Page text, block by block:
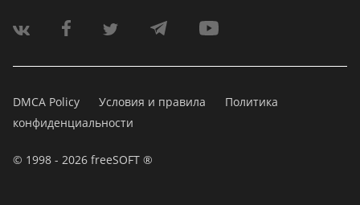
DMCA Policy Условия и правила
Политика
конфиденциальности
© 1998 - 2026 freeSOFT ®